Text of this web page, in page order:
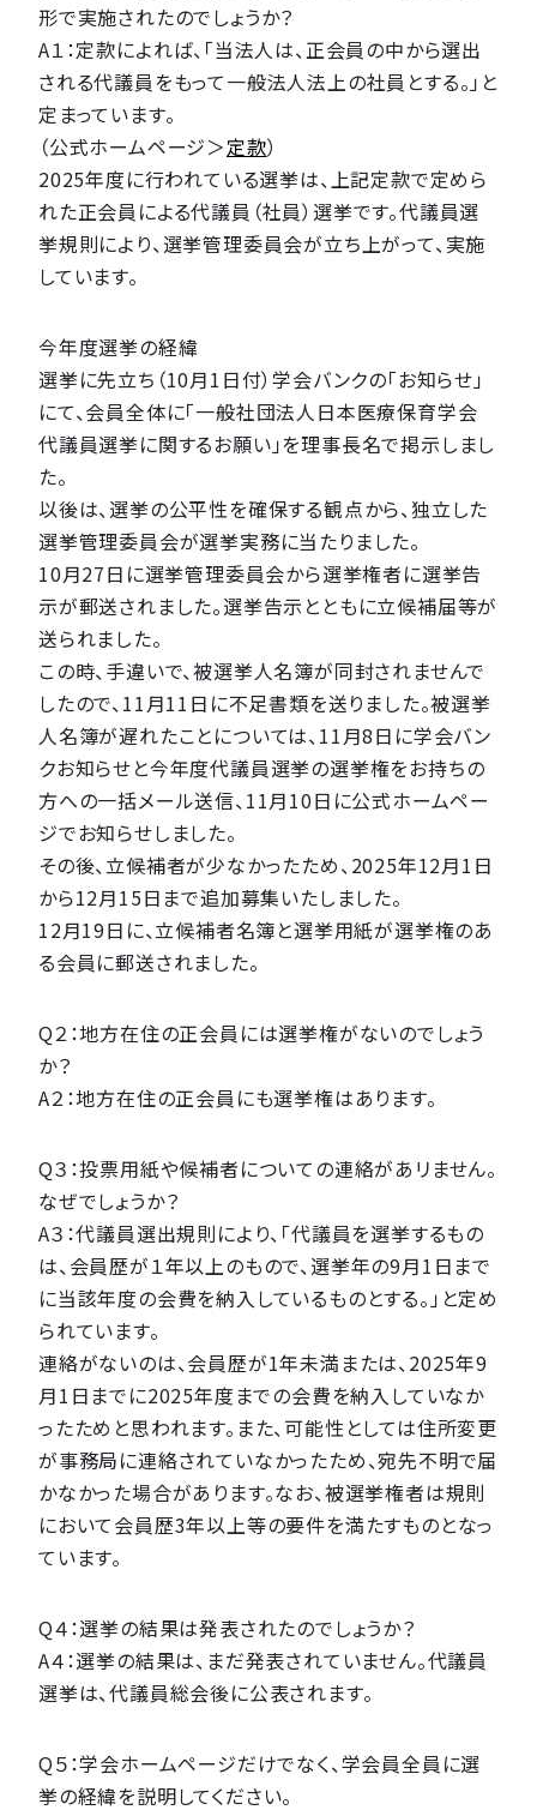
形で実施されたのでしょうか？
A１：定款によれば、「当法人は、正会員の中から選出
される代議員をもって一般法人法上の社員とする。」と
定まっています。
（公式ホームページ＞定款）
2025年度に行われている選挙は、上記定款で定めら
れた正会員による代議員（社員）選挙です。代議員選
挙規則により、選挙管理委員会が立ち上がって、実施
しています。
今年度選挙の経緯
選挙に先立ち（10月1日付）学会バンクの「お知らせ」
にて、会員全体に「一般社団法人日本医療保育学会
代議員選挙に関するお願い」を理事長名で掲示しまし
た。
以後は、選挙の公平性を確保する観点から、独立した
選挙管理委員会が選挙実務に当たりました。
10月27日に選挙管理委員会から選挙権者に選挙告
示が郵送されました。選挙告示とともに立候補届等が
送られました。
この時、手違いで、被選挙人名簿が同封されませんで
したので、11月11日に不足書類を送りました。被選挙
人名簿が遅れたことについては、11月8日に学会バン
クお知らせと今年度代議員選挙の選挙権をお持ちの
方への一括メール送信、11月10日に公式ホームペー
ジでお知らせしました。
その後、立候補者が少なかったため、2025年12月1日
から12月15日まで追加募集いたしました。
12月19日に、立候補者名簿と選挙用紙が選挙権のあ
る会員に郵送されました。
Q２：地方在住の正会員には選挙権がないのでしょう
か？
A２：地方在住の正会員にも選挙権はあります。
Q３：投票用紙や候補者についての連絡があリません。
なぜでしょうか？
A３：代議員選出規則により、「代議員を選挙するもの
は、会員歴が１年以上のもので、選挙年の9月1日まで
に当該年度の会費を納入しているものとする。」と定め
られています。
連絡がないのは、会員歴が1年未満または、2025年9
月1日までに2025年度までの会費を納入していなか
ったためと思われます。また、可能性としては住所変更
が事務局に連絡されていなかったため、宛先不明で届
かなかった場合があります。なお、被選挙権者は規則
において会員歴3年以上等の要件を満たすものとなっ
ています。
Q４：選挙の結果は発表されたのでしょうか？
A４：選挙の結果は、まだ発表されていません。代議員
選挙は、代議員総会後に公表されます。
Q５：学会ホームページだけでなく、学会員全員に選
挙の経緯を説明してください。